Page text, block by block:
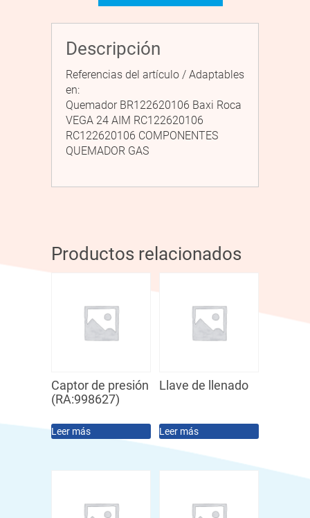
Descripción
Referencias del artículo / Adaptables
en:
Quemador BR122620106 Baxi Roca
VEGA 24 AIM RC122620106
RC122620106 COMPONENTES
QUEMADOR GAS
Productos relacionados
Captor de presión
(RA:998627)
Leer más
Llave de llenado
Leer más